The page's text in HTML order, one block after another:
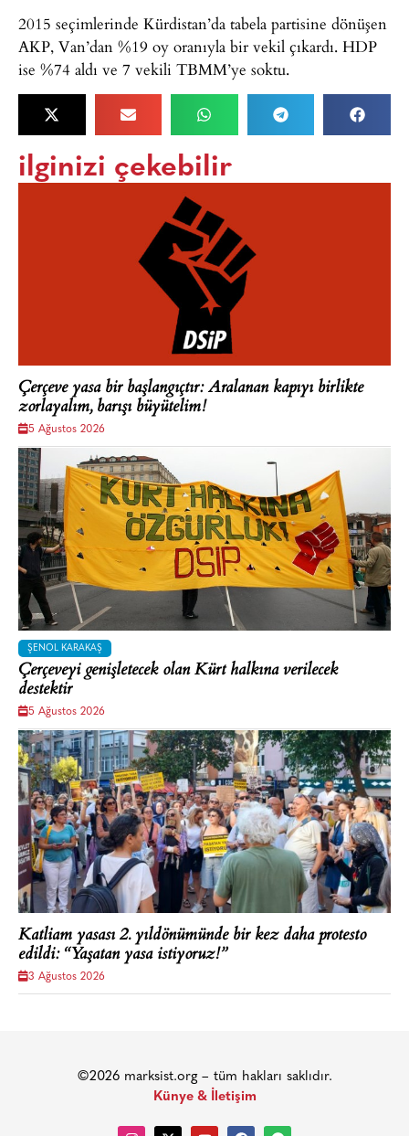
2015 seçimlerinde Kürdistan’da tabela partisine dönüşen
AKP, Van’dan %19 oy oranıyla bir vekil çıkardı. HDP
ise %74 aldı ve 7 vekili TBMM’ye soktu.
ilginizi çekebilir
Çerçeve yasa bir başlangıçtır: Aralanan kapıyı birlikte
zorlayalım, barışı büyütelim!
5 Ağustos 2026
ŞENOL KARAKAŞ
Çerçeveyi genişletecek olan Kürt halkına verilecek
destektir
5 Ağustos 2026
Katliam yasası 2. yıldönümünde bir kez daha protesto
edildi: “Yaşatan yasa istiyoruz!”
3 Ağustos 2026
©2026 marksist.org – tüm hakları saklıdır.
Künye & İletişim